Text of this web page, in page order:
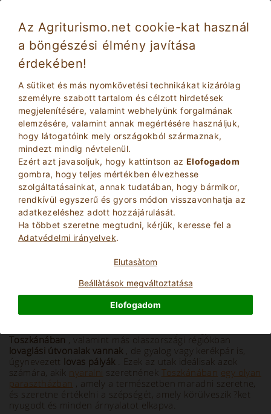
Az Agriturismo.net cookie-kat használ
a böngészési élmény javítása
érdekében!
A sütiket és más nyomkövetési technikákat kizárólag
személyre szabott tartalom és célzott hirdetések
megjelenítésére, valamint webhelyünk forgalmának
elemzésére, valamint annak megértésére használjuk,
hogy látogatóink mely országokból származnak,
mindezt mindig névtelenül.
Ezért azt javasoljuk, hogy kattintson az Elofogadom
gombra, hogy teljes mértékben élvezhesse
szolgáltatásainkat, annak tudatában, hogy bármikor,
rendkívül egyszerű és gyors módon visszavonhatja az
adatkezeléshez adott hozzájárulását.
Ha többet szeretne megtudni, kérjük, keresse fel a
Adatvédelmi irányelvek.
Elutasà­tom
Beállà­tások megváltoztatása
Elofogadom
Lovaglás a Farmházban: az Ippovie
Toszkánában
2Felnottek
0Gyerekek KERESÉS
Info and Description
Ha szereti alovasturizmust,vagy egyszer?en szereti a
Toszkánában , valamint más olaszországi régiókban
lovaglási útvonalak vannak, de gyalog vagy kerékpár is,
úgynevezett lovas pályák. Ezek az utak ideálisak azok
számára, akik nyaralni szeretnének Toszkánában egy olyan
parasztházban , amely a természetben maradni szeretne,
és szeretne értékelni a szépségét, amely körülveszik ?ket
nyugodt és minden árnyalatot elkapva.